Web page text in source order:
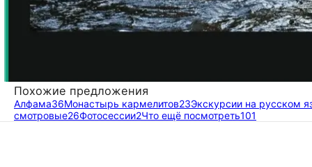
Похожие предложения
Алфама36Монастырь кармелитов23Экскурсии на русском
смотровые26Фотосессии2Что ещё посмотреть101